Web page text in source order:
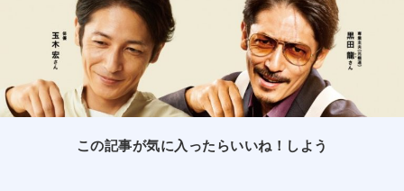
この記事が気に入ったらいいね！しよう